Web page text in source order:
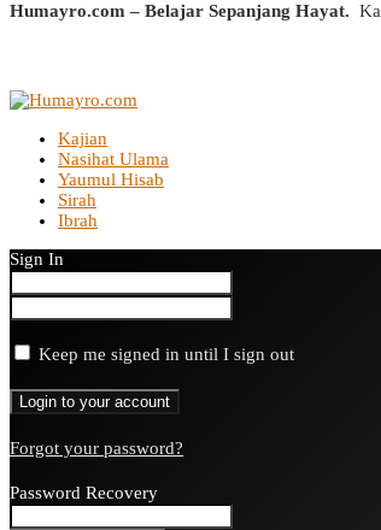
Humayro.com – Belajar Sepanjang Hayat.
Kajian
Nasihat Ulama
Yaumul Hisab
Sirah
Ibrah
Sign In
Keep me signed in until I sign out
Forgot your password?
Password Recovery